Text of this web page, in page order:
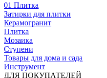
01 Плитка
Затирки для плитки
Керамогранит
Плитка
Мозаика
Ступени
Товары для дома и сада
Инструмент
ДЛЯ ПОКУПАТЕЛЕЙ